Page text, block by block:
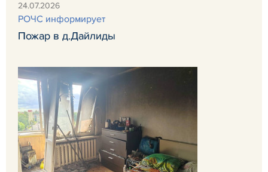
24.07.2026
РОЧС информирует
Пожар в д.Дайлиды